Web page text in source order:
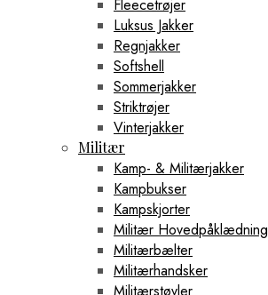
Fleecetrøjer
Luksus Jakker
Regnjakker
Softshell
Sommerjakker
Striktrøjer
Vinterjakker
Militær
Kamp- & Militærjakker
Kampbukser
Kampskjorter
Militær Hovedpåklædning
Militærbælter
Militærhandsker
Militærstøvler